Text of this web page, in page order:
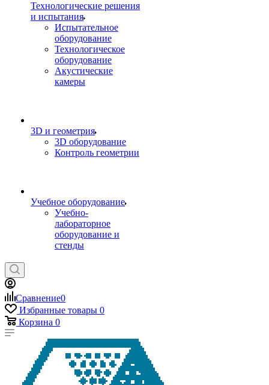
Технологические решения
и испытания
Испытательное
оборудование
Технологическое
оборудование
Акустические
камеры
3D и геометрия
3D оборудование
Контроль геометрии
Учебное оборудование
Учебно-
лабораторное
оборудование и
стенды
Сравнение0
Избранные товары 0
Корзина 0